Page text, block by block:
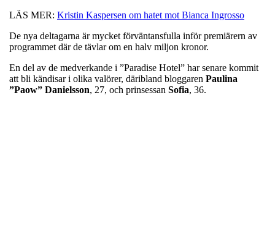
LÄS MER: Kristin Kaspersen om hatet mot Bianca Ingrosso
De nya deltagarna är mycket förväntansfulla inför premiärern av
programmet där de tävlar om en halv miljon kronor.
En del av de medverkande i ”Paradise Hotel” har senare kommit
att bli kändisar i olika valörer, däribland bloggaren Paulina
”Paow” Danielsson, 27, och prinsessan Sofia, 36.